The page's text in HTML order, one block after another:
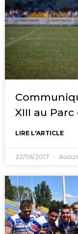
XIII au
LIRE L'ARTICLE
22/06/2017